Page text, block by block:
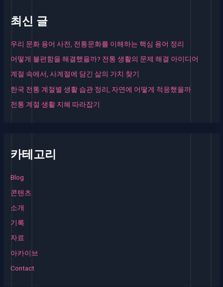
리,
연
어
떻
게
응
최신 글
우리 문화 용어 사전, 전통문화를 이해하는 핵심 용어 정리
어떻게 불편함을 해결했을까? 전통 생활의 문제 해결 아이디어
계절 속에서, 사계절에 담긴 삶의 가치 찾기
한국 전통 계절별 생활 습관 정리, 자연에 어떻게 적응했을까
전통 계절 생활 지혜 따라잡기
카테고리
Blog
콘텐츠
소개
기록
자료
아카이브
Contact